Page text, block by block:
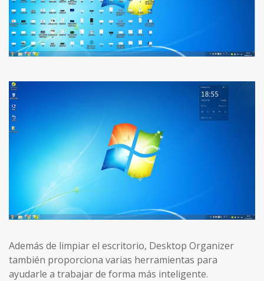
Además de limpiar el escritorio, Desktop Organizer
también proporciona varias herramientas para
ayudarle a trabajar de forma más inteligente.